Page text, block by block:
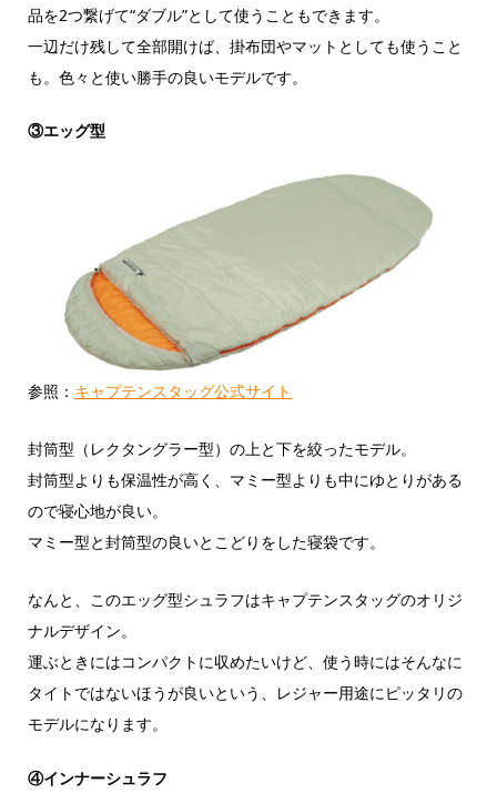
品を2つ繋げて“ダブル”として使うこともできます。
一辺だけ残して全部開けば、掛布団やマットとしても使うこと
も。色々と使い勝手の良いモデルです。
③エッグ型
参照： キャプテンスタッグ公式サイト
封筒型（レクタングラー型）の上と下を絞ったモデル。
封筒型よりも保温性が高く、マミー型よりも中にゆとりがある
ので寝心地が良い。
マミー型と封筒型の良いとこどりをした寝袋です。
なんと、このエッグ型シュラフはキャプテンスタッグのオリジ
ナルデザイン。
運ぶときにはコンパクトに収めたいけど、使う時にはそんなに
タイトではないほうが良いという、レジャー用途にピッタリの
モデルになります。
④インナーシュラフ